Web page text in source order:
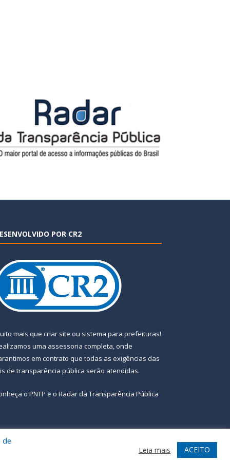
POR CR2
mais que criar site ou sistema para prefeituras!
uma assessoria completa, onde
em contrato que todas as exigências das
de transparência pública serão atendidas.
o PNTP e o Radar da Transparência Pública
Acessar Webmail
de
Leia mais ACEITO